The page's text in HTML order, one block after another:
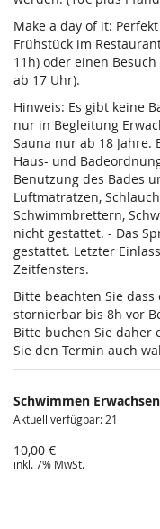
Make a day of it:
Frühstück im
11h) oder einen
ab 17 Uhr).
Hinweis: Es gibt keine
nur in Begleitung
Sauna nur ab 18 Jahre.
Haus- und
Benutzung des Bades
Luftmatratzen,
Schwimmbrettern,
nicht gestattet. - Das
gestattet. Letzter
Zeitfensters.
Bitte beachten Sie
stornierbar bis 8h vor
Bitte buchen Sie daher
Sie den Termin auch
Schwimmen
Aktuell verfügbar: 21
10,00 €
inkl. 7% MwSt.